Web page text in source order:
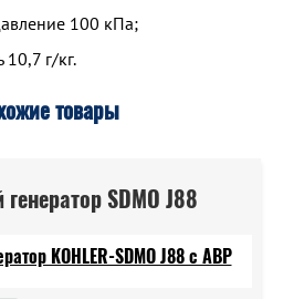
100 кПа;
10,7 г/кг.
товары
SDMO J88